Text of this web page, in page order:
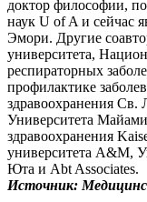
доктор философии,
наук U of A и сейчас
Эмори. Другие
университета,
респираторных
профилактике
здравоохранения Св.
Университета
здравоохранения
университета A&M,
Юта и Abt Associates.
Источник: